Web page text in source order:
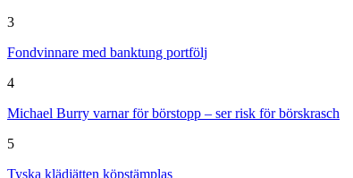
3
Fondvinnare med banktung portfölj
4
Michael Burry varnar för börstopp – ser risk för börskrasch
5
Tyska klädjätten köpstämplas